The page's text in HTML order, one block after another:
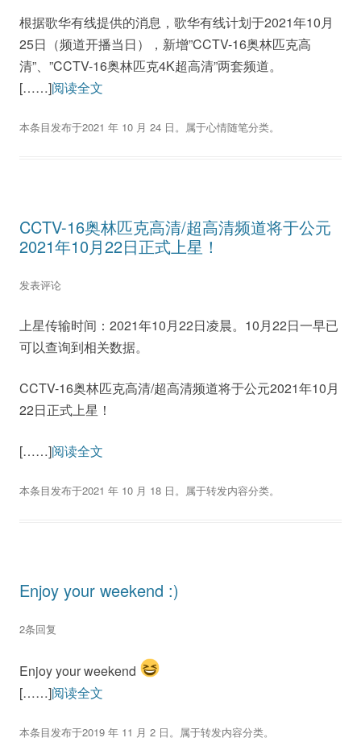
根据歌华有线提供的消息，歌华有线计划于2021年10月
25日（频道开播当日），新增”CCTV-16奥林匹克高
清”、”CCTV-16奥林匹克4K超高清”两套频道。
[……]阅读全文
本条目发布于2021 年 10 月 24 日。属于心情随笔分类。
CCTV-16奥林匹克高清/超高清频道将于公元
2021年10月22日正式上星！
发表评论
上星传输时间：2021年10月22日凌晨。10月22日一早已
可以查询到相关数据。
CCTV-16奥林匹克高清/超高清频道将于公元2021年10月
22日正式上星！
[……]阅读全文
本条目发布于2021 年 10 月 18 日。属于转发内容分类。
Enjoy your weekend :)
2条回复
Enjoy your weekend
[……]阅读全文
本条目发布于2019 年 11 月 2 日。属于转发内容分类。